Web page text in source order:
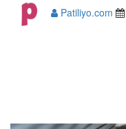
Patiliyo.com